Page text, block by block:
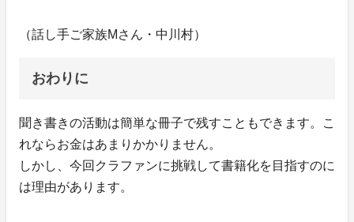
（話し手ご家族Mさん・中川村）
おわりに
聞き書きの活動は簡単な冊子で残すこともできます。こ
れならお金はあまりかかりません。
しかし、今回クラファンに挑戦して書籍化を目指すのに
は理由があります。